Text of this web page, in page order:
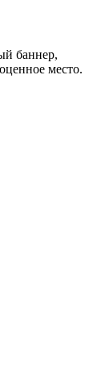
баннер,
место.